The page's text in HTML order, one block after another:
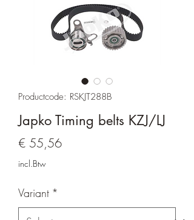
Productcode: RSKJT288B
Japko Timing belts KZJ/LJ
€ 55,56Prijs
incl.Btw
Variant *